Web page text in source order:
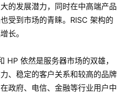
的发展潜力，同时在中高端产品
受到市场的青睐。RISC 架构的
长。
依然是服务器市场的双雄，
、稳定的客户关系和较高的品牌
政府、电信、金融等行业用户中